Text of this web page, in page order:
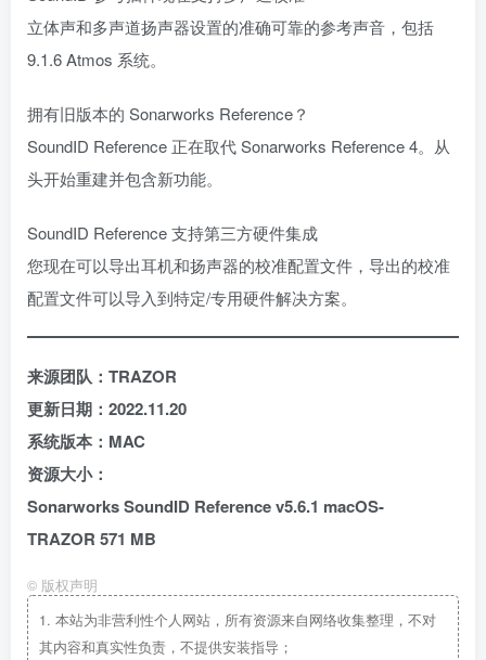
立体声和多声道扬声器设置的准确可靠的参考声音，包括
9.1.6 Atmos 系统。
拥有旧版本的 Sonarworks Reference？
SoundID Reference 正在取代 Sonarworks Reference 4。从
头开始重建并包含新功能。
SoundID Reference 支持第三方硬件集成
您现在可以导出耳机和扬声器的校准配置文件，导出的校准
配置文件可以导入到特定/专用硬件解决方案。
来源团队：TRAZOR
更新日期：2022.11.20
系统版本：MAC
资源大小：
Sonarworks SoundID Reference v5.6.1 macOS-
TRAZOR 571 MB
© 版权声明
1. 本站为非营利性个人网站，所有资源来自网络收集整理，不对
其内容和真实性负责，不提供安装指导；